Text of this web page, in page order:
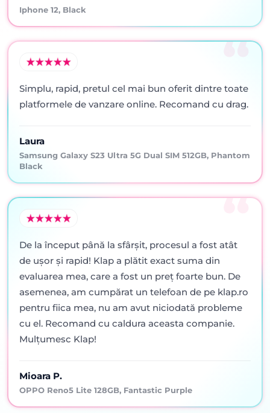
Iphone 12, Black
Simplu, rapid, pretul cel mai bun oferit dintre toate
platformele de vanzare online. Recomand cu drag.
Laura
Samsung Galaxy S23 Ultra 5G Dual SIM 512GB, Phantom
Black
De la început până la sfârșit, procesul a fost atât
de ușor și rapid! Klap a plătit exact suma din
evaluarea mea, care a fost un preț foarte bun. De
asemenea, am cumpărat un telefoan de pe klap.ro
pentru fiica mea, nu am avut niciodată probleme
cu el. Recomand cu caldura aceasta companie.
Mulțumesc Klap!
Mioara P.
OPPO Reno5 Lite 128GB, Fantastic Purple